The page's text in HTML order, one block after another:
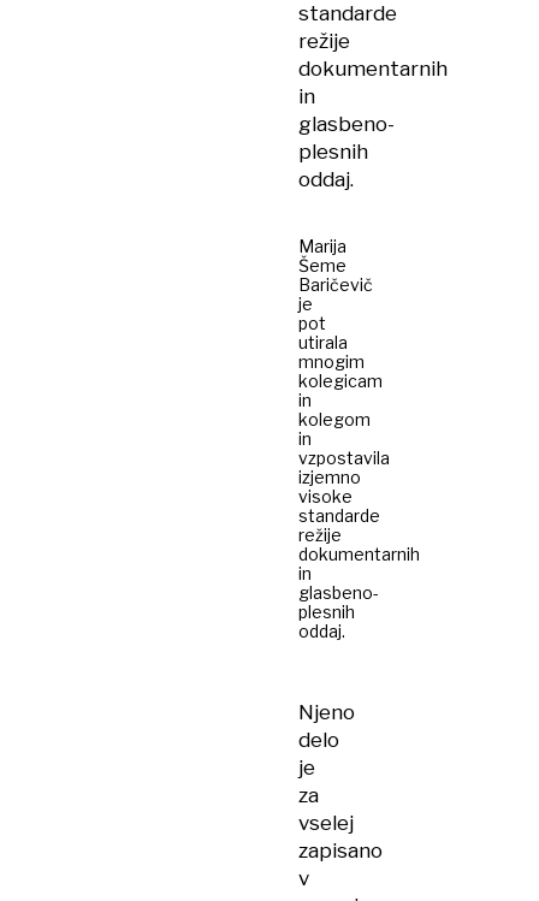
standarde
režije
dokumentarnih
in
glasbeno-
plesnih
oddaj.
Marija
Šeme
Baričevič
je
pot
utirala
mnogim
kolegicam
in
kolegom
in
vzpostavila
izjemno
visoke
standarde
režije
dokumentarnih
in
glasbeno-
plesnih
oddaj.
Njeno
delo
je
za
vselej
zapisano
v